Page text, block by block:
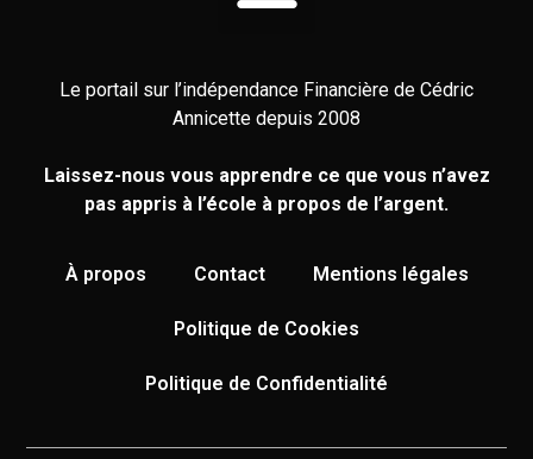
Le portail sur l’indépendance Financière de Cédric
Annicette depuis 2008
Laissez-nous vous apprendre ce que vous n’avez
pas appris à l’école à propos de l’argent.
À propos Contact Mentions légales
Politique de Cookies
Politique de Confidentialité